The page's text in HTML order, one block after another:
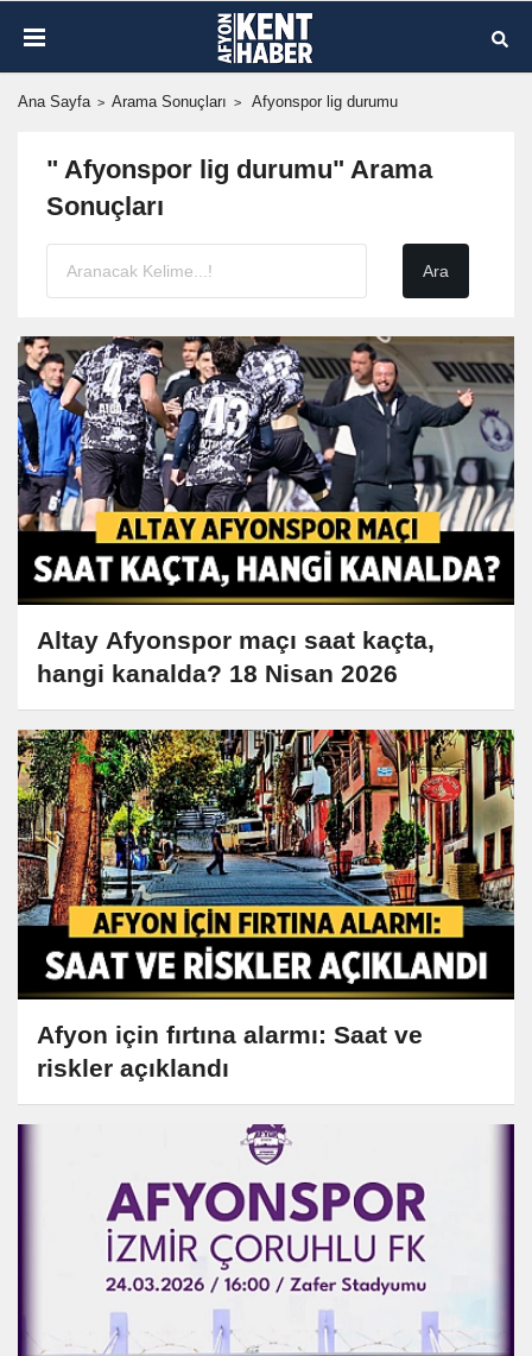
Ana Sayfa Arama Sonuçları Afyonspor lig durumu
" Afyonspor lig durumu" Arama
Sonuçları
Altay Afyonspor maçı saat kaçta,
hangi kanalda? 18 Nisan 2026
Afyon için fırtına alarmı: Saat ve
riskler açıklandı